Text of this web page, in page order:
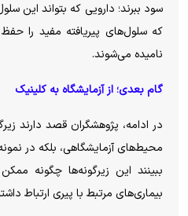
سود ببرند؛ دارویی که بتواند این
که سلول‌های پیریافته مفید را
نامیده می‌شوند.
گام بعدی؛ از آزمایشگاه به کلینیک
در ادامه، پژوهشگران قصد دارند
محیط‌های آزمایشگاهی، بلکه در
ببینند این زیرگونه‌ها چگونه
بیماری‌های مرتبط با پیری ارتباط